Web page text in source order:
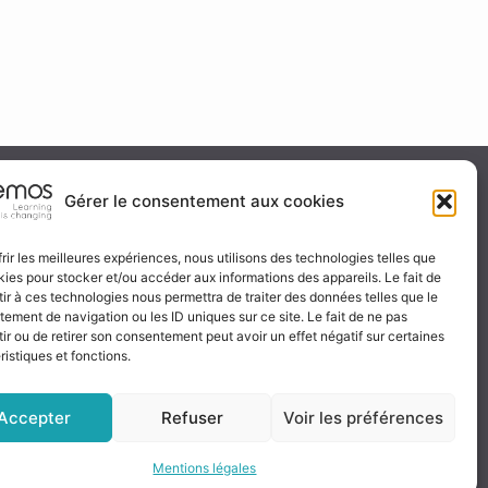
Gérer le consentement aux cookies
les meilleures expériences, nous utilisons des technologies telles que
pour stocker et/ou accéder aux informations des appareils. Le fait de
à ces technologies nous permettra de traiter des données telles que le
de navigation ou les ID uniques sur ce site. Le fait de ne pas
ou de retirer son consentement peut avoir un effet négatif sur certaines
et fonctions.
Refuser Voir les préférences
Mentions légales
& certification
certificat
nous